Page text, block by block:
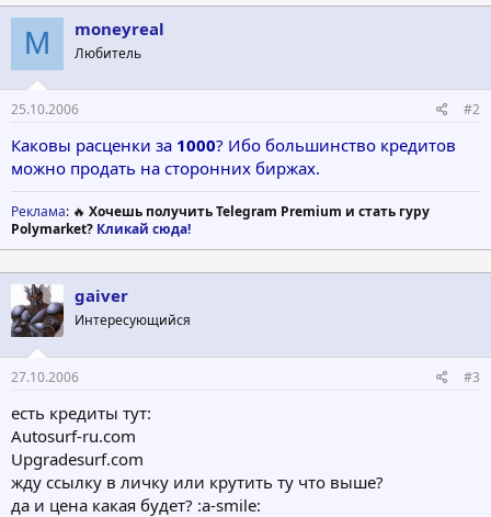
M moneyreal
Любитель
25.10.2006 #2
Каковы расценки за 1000? Ибо большинство кредитов
можно продать на сторонних биржах.
Реклама: 🔥 Хочешь получить Telegram Premium и стать гуру
Polymarket? Кликай сюда!
gaiver
Интересующийся
27.10.2006 #3
есть кредиты тут:
Autosurf-ru.com
Upgradesurf.com
жду ссылку в личку или крутить ту что выше?
да и цена какая будет? :a-smile: